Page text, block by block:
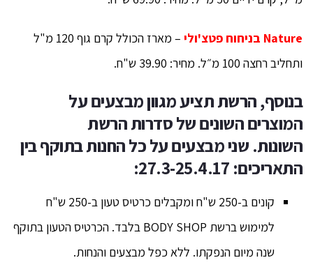
Nature בניחוח פטצ'ולי
– מארז הכולל קרם גוף 120 מ"ל
ותחליב רחצה 100 מ״ל. מחיר: 39.90 ש"ח.
בנוסף, הרשת תציע מגוון מבצעים על
המוצרים השונים של סדרות הרשת
השונות. שני מבצעים על כל החנות בתוקף בין
התאריכים: 27.3-25.4.17:
קונים ב-250 ש"ח ומקבלים כרטיס טעון ב-250 ש"ח
למימוש ברשת BODY SHOP בלבד. הכרטיס הטעון בתוקף
שנה מיום הנפקתו. ללא כפל מבצעים והנחות.